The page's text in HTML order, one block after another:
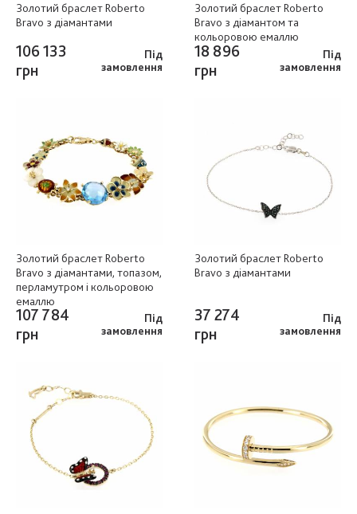
Золотий браслет Roberto
Bravo з діамантами
106 133
грн
Під
замовлення
Золотий браслет Roberto
Bravo з діамантом та
кольоровою емаллю
18 896
грн
Під
замовлення
Золотий браслет Roberto
Bravo з діамантами, топазом,
перламутром і кольоровою
емаллю
107 784
грн
Під
замовлення
Золотий браслет Roberto
Bravo з діамантами
37 274
грн
Під
замовлення